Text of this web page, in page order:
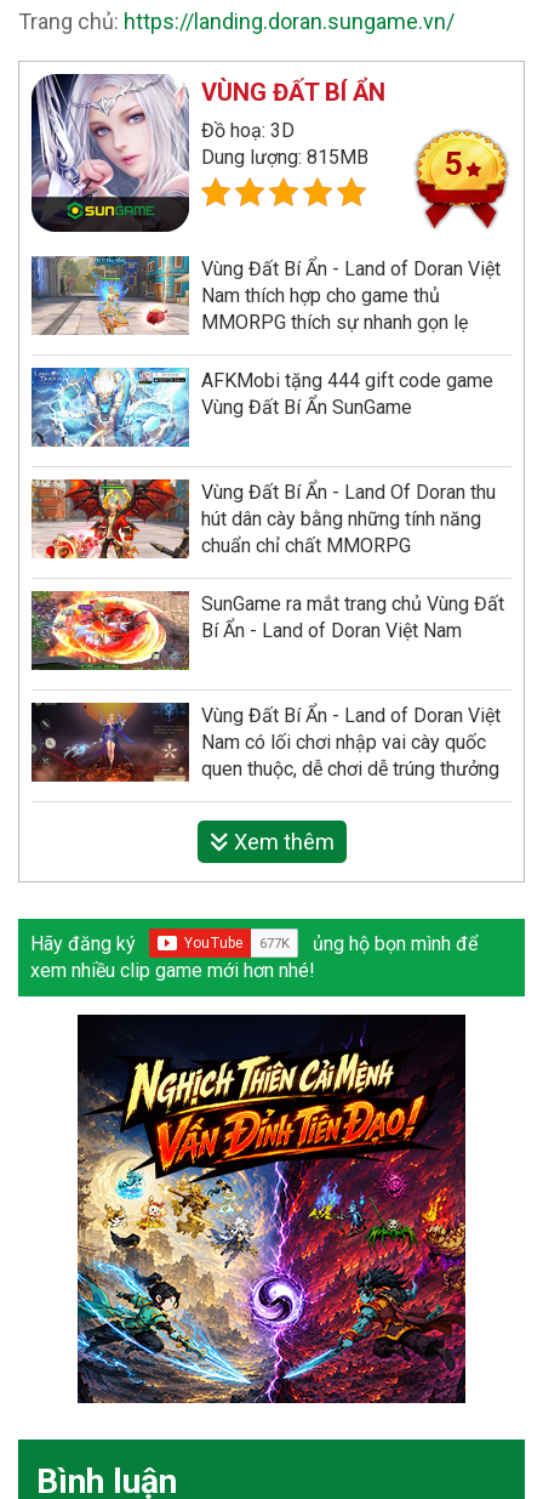
Trang chủ: https://landing.doran.sungame.vn/
VÙNG ĐẤT BÍ ẨN
Đồ hoạ: 3D
Dung lượng: 815MB
5
Vùng Đất Bí Ẩn - Land of Doran Việt
Nam thích hợp cho game thủ
MMORPG thích sự nhanh gọn lẹ
AFKMobi tặng 444 gift code game
Vùng Đất Bí Ẩn SunGame
Vùng Đất Bí Ẩn - Land Of Doran thu
hút dân cày bằng những tính năng
chuẩn chỉ chất MMORPG
SunGame ra mắt trang chủ Vùng Đất
Bí Ẩn - Land of Doran Việt Nam
Vùng Đất Bí Ẩn - Land of Doran Việt
Nam có lối chơi nhập vai cày quốc
quen thuộc, dễ chơi dễ trúng thưởng
Xem thêm
Hãy đăng ký
ủng hộ bọn mình để
xem nhiều clip game mới hơn nhé!
Bình luận